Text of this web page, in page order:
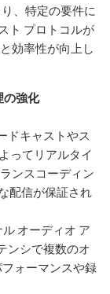
、特定の要件に
ト プロトコルが
効率性が向上し
の強化
ドキャストやス
ってリアルタイ
ンスコーディン
配信が保証され
オーディオ ア
ンシで複数のオ
ォーマンスや録